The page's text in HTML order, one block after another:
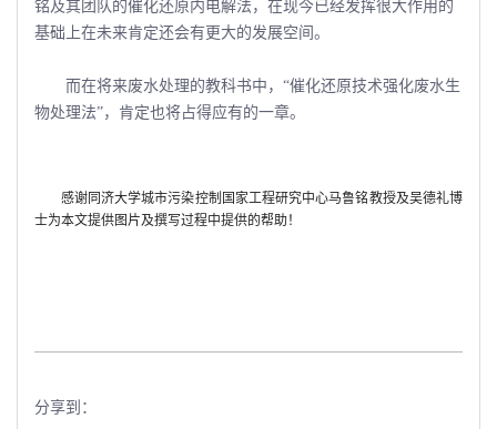
铭及其团队的催化还原内电解法，在现今已经发挥很大作用的
基础上在未来肯定还会有更大的发展空间。
而在将来废水处理的教科书中，“催化还原技术强化废水生
物处理法”，肯定也将占得应有的一章。
感谢同济大学城市污染控制国家工程研究中心马鲁铭教授及吴德礼博
士为本文提供图片及撰写过程中提供的帮助！
分享到：